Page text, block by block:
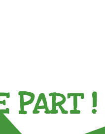
PART !